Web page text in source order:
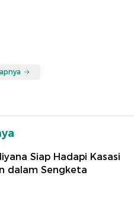
Siap Hadapi Kasasi
dalam Sengketa